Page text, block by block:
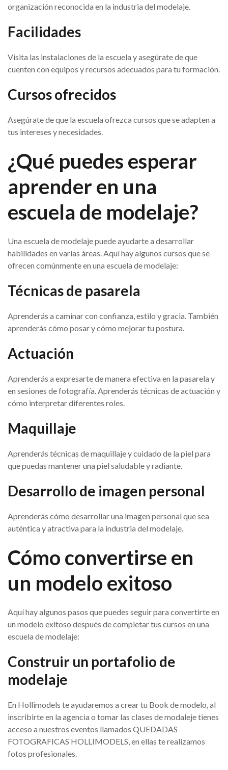
organización reconocida en la industria del modelaje.
Facilidades
Visita las instalaciones de la escuela y asegúrate de que
cuenten con equipos y recursos adecuados para tu formación.
Cursos ofrecidos
Asegúrate de que la escuela ofrezca cursos que se adapten a
tus intereses y necesidades.
¿Qué puedes esperar
aprender en una
escuela de modelaje?
Una escuela de modelaje puede ayudarte a desarrollar
habilidades en varias áreas. Aquí hay algunos cursos que se
ofrecen comúnmente en una escuela de modelaje:
Técnicas de pasarela
Aprenderás a caminar con confianza, estilo y gracia. También
aprenderás cómo posar y cómo mejorar tu postura.
Actuación
Aprenderás a expresarte de manera efectiva en la pasarela y
en sesiones de fotografía. Aprenderás técnicas de actuación y
cómo interpretar diferentes roles.
Maquillaje
Aprenderás técnicas de maquillaje y cuidado de la piel para
que puedas mantener una piel saludable y radiante.
Desarrollo de imagen personal
Aprenderás cómo desarrollar una imagen personal que sea
auténtica y atractiva para la industria del modelaje.
Cómo convertirse en
un modelo exitoso
Aquí hay algunos pasos que puedes seguir para convertirte en
un modelo exitoso después de completar tus cursos en una
escuela de modelaje:
Construir un portafolio de
modelaje
En Hollimodels te ayudaremos a crear tu Book de modelo, al
inscribirte en la agencia o tomar las clases de modaleje tienes
acceso a nuestros eventos llamados QUEDADAS
FOTOGRAFICAS HOLLIMODELS, en ellas te realizamos
fotos profesionales.